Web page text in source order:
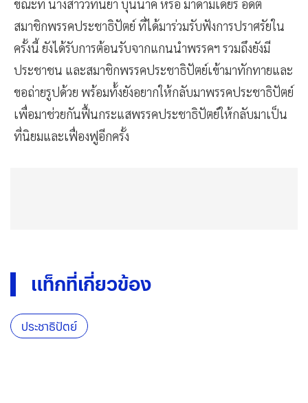
ขณะที่ นางสาววทันยา บุนนาค หรือ มาดามเดียร์ อดีต
สมาชิกพรรคประชาธิปัตย์ ที่ได้มาร่วมรับฟังการปราศรัยใน
ครั้งนี้ ยังได้รับการต้อนรับจากแกนนำพรรคฯ รวมถึงยังมี
ประชาชน และสมาชิกพรรคประชาธิปัตย์เข้ามาทักทายและ
ขอถ่ายรูปด้วย พร้อมท้้งยังอยากให้กลับมาพรรคประชาธิปัตย์
เพื่อมาช่วยกันฟื้นกระแสพรรคประชาธิปัตย์ให้กลับมาเป็น
ที่นิยมและเฟื่องฟูอีกครั้ง
แท็กที่เกี่ยวข้อง
ประชาธิปัตย์